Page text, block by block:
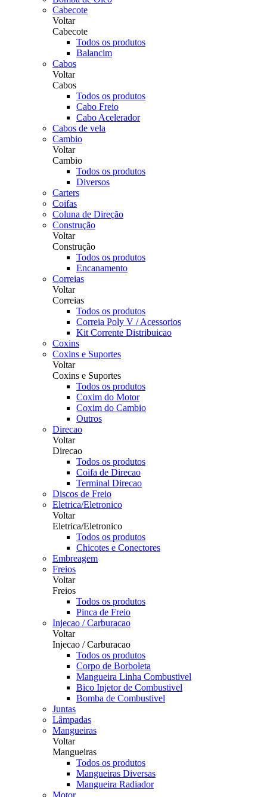
Cabecote
Voltar
Cabecote
Todos os produtos
Balancim
Cabos
Voltar
Cabos
Todos os produtos
Cabo Freio
Cabo Acelerador
Cabos de vela
Cambio
Voltar
Cambio
Todos os produtos
Diversos
Carters
Coifas
Coluna de Direção
Construção
Voltar
Construção
Todos os produtos
Encanamento
Correias
Voltar
Correias
Todos os produtos
Correia Poly V / Acessorios
Kit Corrente Distribuicao
Coxins
Coxins e Suportes
Voltar
Coxins e Suportes
Todos os produtos
Coxim do Motor
Coxim do Cambio
Outros
Direcao
Voltar
Direcao
Todos os produtos
Coifa de Direcao
Terminal Direcao
Discos de Freio
Eletrica/Eletronico
Voltar
Eletrica/Eletronico
Todos os produtos
Chicotes e Conectores
Embreagem
Freios
Voltar
Freios
Todos os produtos
Pinca de Freio
Injecao / Carburacao
Voltar
Injecao / Carburacao
Todos os produtos
Corpo de Borboleta
Mangueira Linha Combustivel
Bico Injetor de Combustivel
Bomba de Combustivel
Juntas
Lâmpadas
Mangueiras
Voltar
Mangueiras
Todos os produtos
Mangueiras Diversas
Mangueira Radiador
Motor